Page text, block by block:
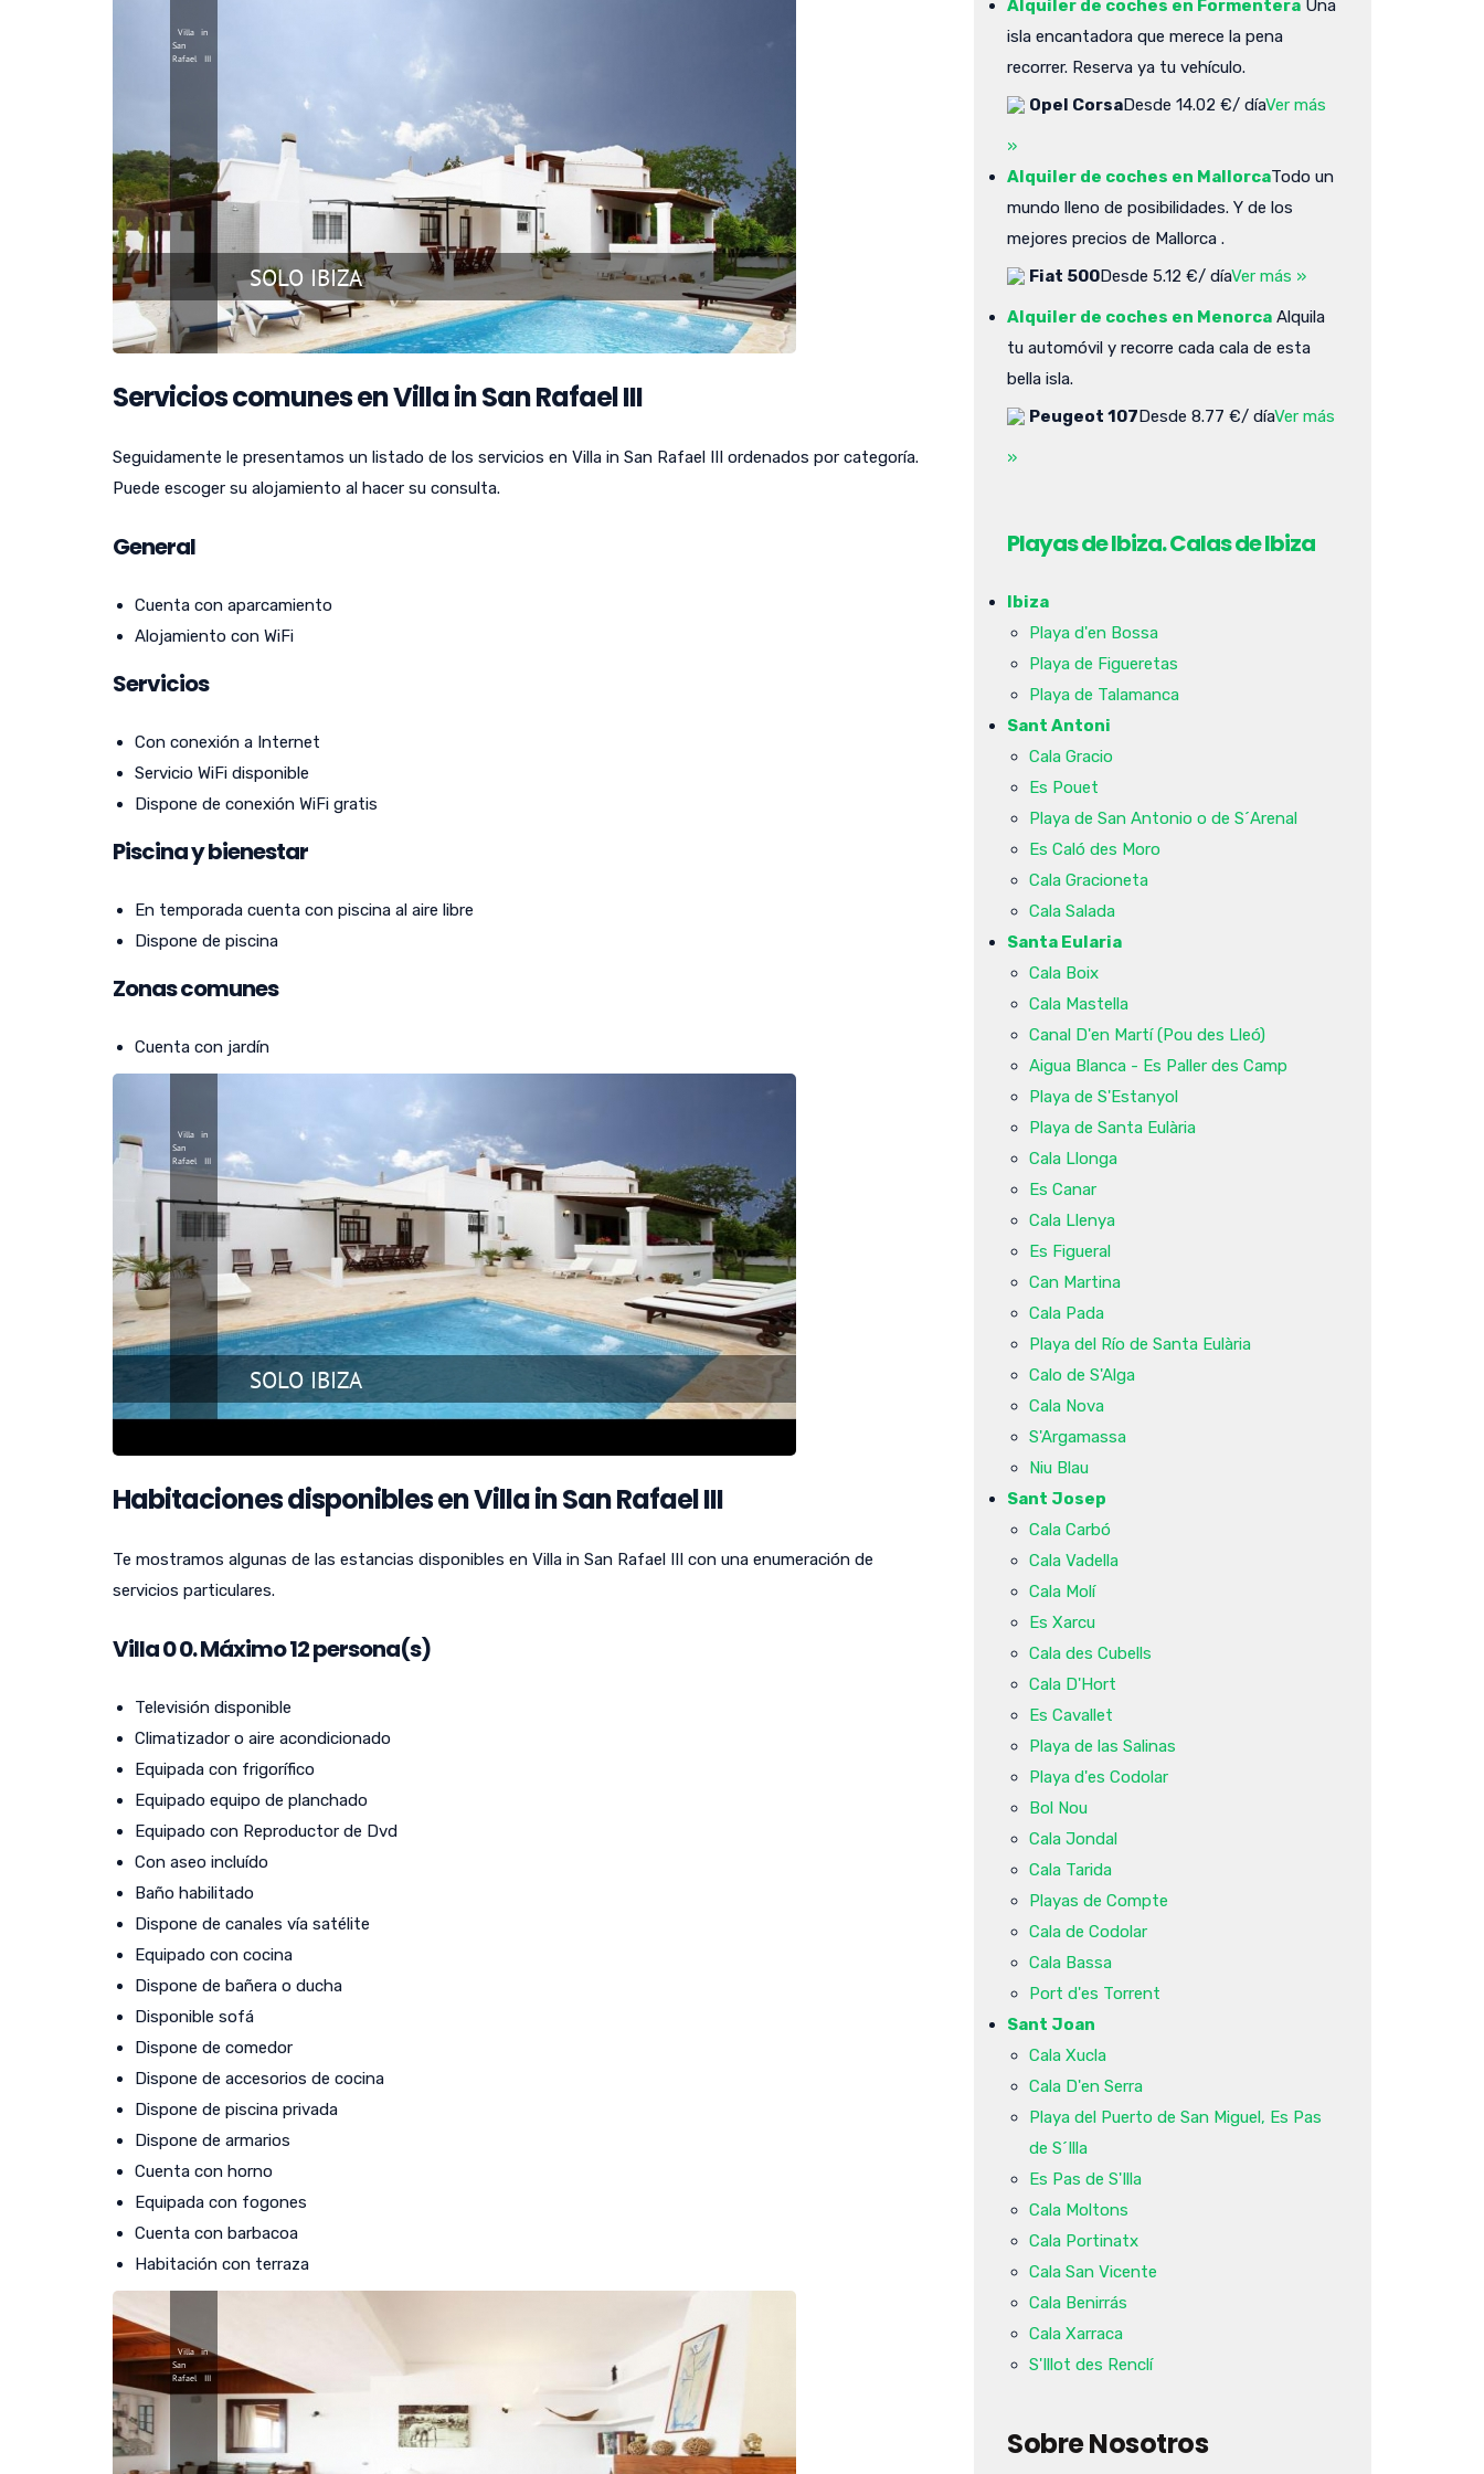
Servicios comunes en Villa in San Rafael III
Seguidamente le presentamos un listado de los servicios en Villa in San Rafael III ordenados por categoría.
Puede escoger su alojamiento al hacer su consulta.
General
Cuenta con aparcamiento
Alojamiento con WiFi
Servicios
Con conexión a Internet
Servicio WiFi disponible
Dispone de conexión WiFi gratis
Piscina y bienestar
En temporada cuenta con piscina al aire libre
Dispone de piscina
Zonas comunes
Cuenta con jardín
Habitaciones disponibles en Villa in San Rafael III
Te mostramos algunas de las estancias disponibles en Villa in San Rafael III con una enumeración de
servicios particulares.
Villa00. Máximo 12 persona(s)
Televisión disponible
Climatizador o aire acondicionado
Equipada con frigorífico
Equipado equipo de planchado
Equipado con Reproductor de Dvd
Con aseo incluído
Baño habilitado
Dispone de canales vía satélite
Equipado con cocina
Dispone de bañera o ducha
Disponible sofá
Dispone de comedor
Dispone de accesorios de cocina
Dispone de piscina privada
Dispone de armarios
Cuenta con horno
Equipada con fogones
Cuenta con barbacoa
Habitación con terraza
Alquiler de coches en Formentera Una
isla encantadora que merece la pena
recorrer. Reserva ya tu vehículo.
Opel CorsaDesde 14.02 €/ díaVer más
»
Alquiler de coches en MallorcaTodo un
mundo lleno de posibilidades. Y de los
mejores precios de Mallorca .
Fiat 500Desde 5.12 €/ díaVer más »
Alquiler de coches en Menorca Alquila
tu automóvil y recorre cada cala de esta
bella isla.
Peugeot 107Desde 8.77 €/ díaVer más
»
Playas de Ibiza. Calas de Ibiza
Ibiza
Playa d'en Bossa
Playa de Figueretas
Playa de Talamanca
Sant Antoni
Cala Gracio
Es Pouet
Playa de San Antonio o de S´Arenal
Es Caló des Moro
Cala Gracioneta
Cala Salada
Santa Eularia
Cala Boix
Cala Mastella
Canal D'en Martí (Pou des Lleó)
Aigua Blanca - Es Paller des Camp
Playa de S'Estanyol
Playa de Santa Eulària
Cala Llonga
Es Canar
Cala Llenya
Es Figueral
Can Martina
Cala Pada
Playa del Río de Santa Eulària
Calo de S'Alga
Cala Nova
S'Argamassa
Niu Blau
Sant Josep
Cala Carbó
Cala Vadella
Cala Molí
Es Xarcu
Cala des Cubells
Cala D'Hort
Es Cavallet
Playa de las Salinas
Playa d'es Codolar
Bol Nou
Cala Jondal
Cala Tarida
Playas de Compte
Cala de Codolar
Cala Bassa
Port d'es Torrent
Sant Joan
Cala Xucla
Cala D'en Serra
Playa del Puerto de San Miguel, Es Pas
de S´Illa
Es Pas de S'Illa
Cala Moltons
Cala Portinatx
Cala San Vicente
Cala Benirrás
Cala Xarraca
S'Illot des Renclí
Sobre Nosotros